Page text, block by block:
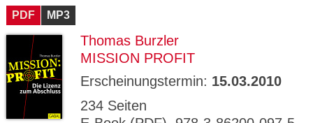
PDF MP3
Thomas Burzler
MISSION PROFIT
Erscheinungstermin: 15.03.2010
234 Seiten